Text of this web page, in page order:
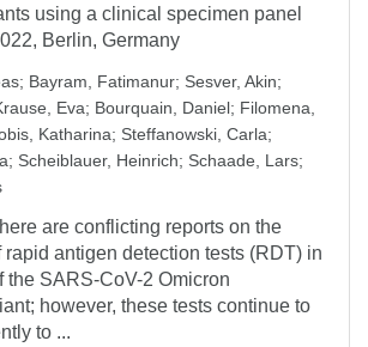
using a clinical specimen panel
Berlin, Germany
; Bayram, Fatimanur; Sesver, Akin;
Eva; Bourquain, Daniel; Filomena,
Katharina; Steffanowski, Carla;
; Scheiblauer, Heinrich; Schaade, Lars;
are conflicting reports on the
rapid antigen detection tests (RDT) in
the SARS-CoV-2 Omicron
however, these tests continue to
to ...